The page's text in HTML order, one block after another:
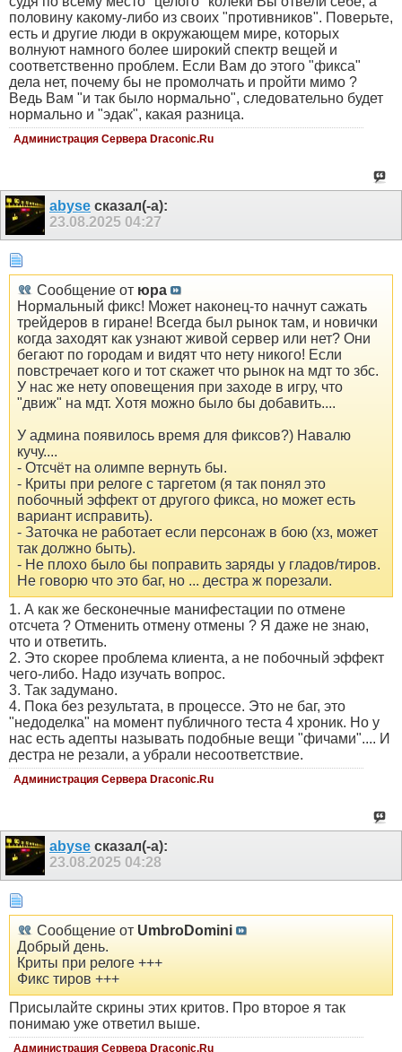
половину какому-либо из своих "противников". Поверьте,
есть и другие люди в окружающем мире, которых
волнуют намного более широкий спектр вещей и
соответственно проблем. Если Вам до этого "фикса"
дела нет, почему бы не промолчать и пройти мимо ?
Ведь Вам "и так было нормально", следовательно будет
нормально и "эдак", какая разница.
Администрация Сервера Draconic.Ru
abyse сказал(-а):
23.08.2025 04:27
Сообщение от юра
Нормальный фикс! Может наконец-то начнут сажать
трейдеров в гиране! Всегда был рынок там, и новички
когда заходят как узнают живой сервер или нет? Они
бегают по городам и видят что нету никого! Если
повстречает кого и тот скажет что рынок на мдт то збс.
У нас же нету оповещения при заходе в игру, что
"движ" на мдт. Хотя можно было бы добавить....
У админа появилось время для фиксов?) Навалю
кучу....
- Отсчёт на олимпе вернуть бы.
- Криты при релоге с таргетом (я так понял это
побочный эффект от другого фикса, но может есть
вариант исправить).
- Заточка не работает если персонаж в бою (хз, может
так должно быть).
- Не плохо было бы поправить заряды у гладов/тиров.
Не говорю что это баг, но ... дестра ж порезали.
1. А как же бесконечные манифестации по отмене
отсчета ? Отменить отмену отмены ? Я даже не знаю,
что и ответить.
2. Это скорее проблема клиента, а не побочный эффект
чего-либо. Надо изучать вопрос.
3. Так задумано.
4. Пока без результата, в процессе. Это не баг, это
"недоделка" на момент публичного теста 4 хроник. Но у
нас есть адепты называть подобные вещи "фичами".... И
дестра не резали, а убрали несоответствие.
Администрация Сервера Draconic.Ru
abyse сказал(-а):
23.08.2025 04:28
Сообщение от UmbroDomini
Добрый день.
Криты при релоге +++
Фикс тиров +++
Присылайте скрины этих критов. Про второе я так
понимаю уже ответил выше.
Администрация Сервера Draconic.Ru